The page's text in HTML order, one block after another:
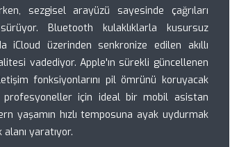
sezgisel arayüzü sayesinde çağrıları
Bluetooth kulaklıklarla kusursuz
iCloud üzerinden senkronize edilen akıllı
vadediyor. Apple'ın sürekli güncellenen
fonksiyonlarını pil ömrünü koruyacak
profesyoneller için ideal bir mobil asistan
yaşamın hızlı temposuna ayak uydurmak
yaratıyor.